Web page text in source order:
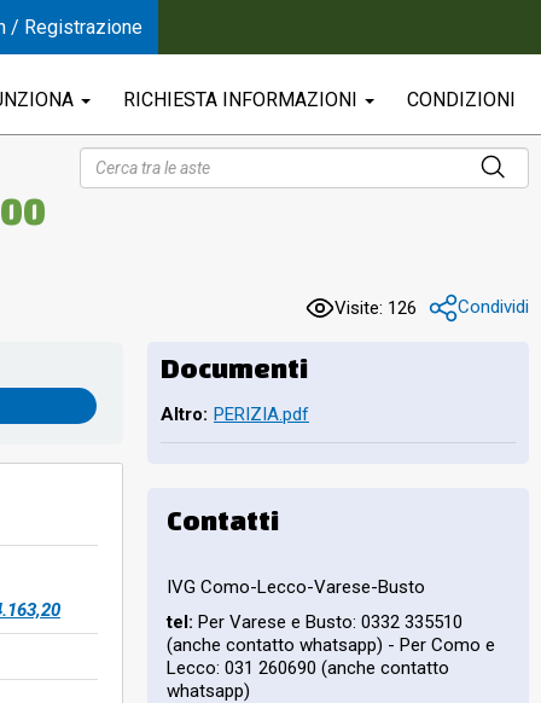
RICHIESTA INFORMAZIONI CONDIZIONI
Visite: 126 Condividi
Documenti
Altro: PERIZIA.pdf
Contatti
IVG Como-Lecco-Varese-Busto
tel: Per Varese e Busto: 0332 335510
(anche contatto whatsapp) - Per Como e
Lecco: 031 260690 (anche contatto
whatsapp)
/ Registrazione